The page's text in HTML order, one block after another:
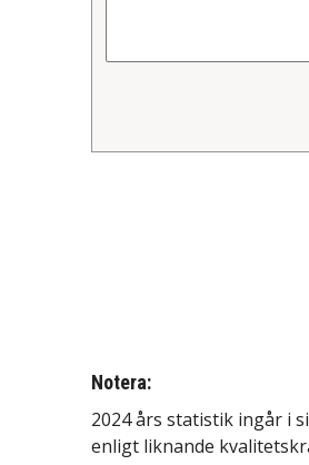
Notera:
2024 års statistik ingår i
enligt liknande